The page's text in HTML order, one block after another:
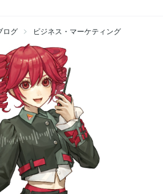
ログ ビジネス・マーケティング